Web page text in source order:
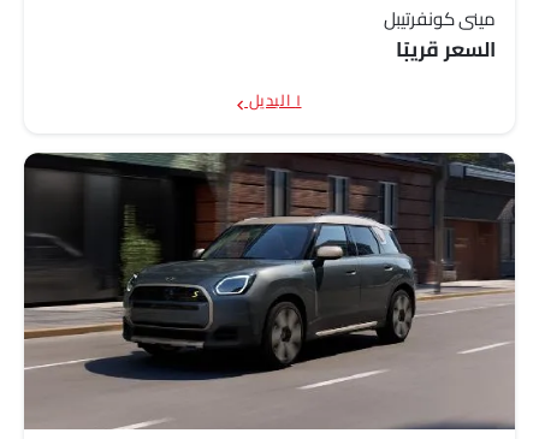
ميني كونفرتيبل
السعر قريبًا
١ البديل